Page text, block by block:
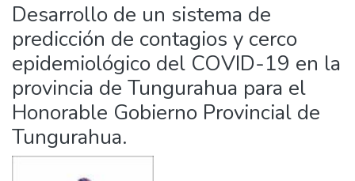
Desarrollo de un sistema de
predicción de contagios y cerco
epidemiológico del COVID-19 en la
provincia de Tungurahua para el
Honorable Gobierno Provincial de
Tungurahua.